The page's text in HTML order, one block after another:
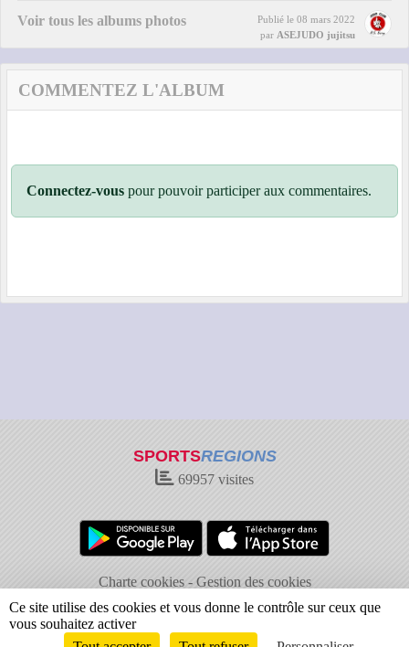
Voir tous les albums photos Publié le 08 mars 2022
par ASEJUDO jujitsu
COMMENTEZ L'ALBUM
Connectez-vous pour pouvoir participer aux commentaires.
SPORTSREGIONS
69957 visites
Charte cookies
Gestion des cookies
Informations légales
Signaler un contenu inapproprié
Ce site utilise des cookies et vous donne le contrôle sur ceux que
vous souhaitez activer